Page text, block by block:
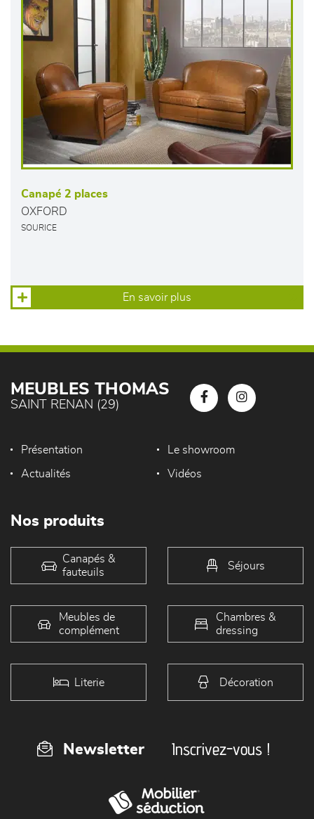
Canapé 2 places
OXFORD
SOURICE
En savoir plus
MEUBLES THOMAS
SAINT RENAN (29)
Présentation Le showroom
Actualités Vidéos
Nos produits
Canapés &
fauteuils
Séjours
Meubles de
complément
Chambres &
dressing
Literie Décoration
Newsletter Inscrivez-vous !